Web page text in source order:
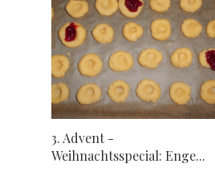
3. Advent -
Weihnachtsspecial: Enge...